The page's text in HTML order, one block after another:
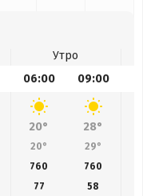
Утро
06:00 09:00
20° 28°
20° 29°
760 760
77
58